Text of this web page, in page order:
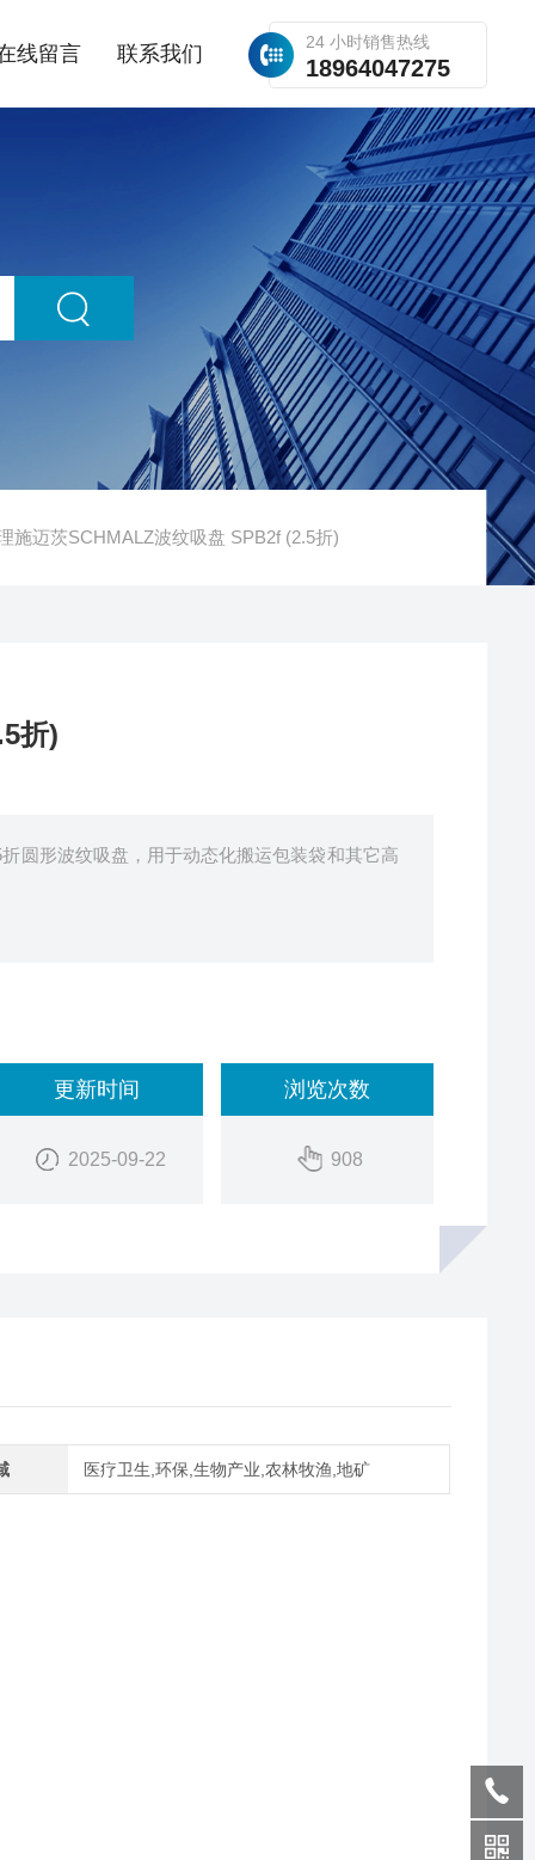
24 小时销售热线
18964047275
线留言 联系我们
迈茨SCHMALZ波纹吸盘 SPB2f (2.5折)
折)
圆形波纹吸盘，用于动态化搬运包装袋和其它高
更新时间
2025-09-22
浏览次数
908
医疗卫生,环保,生物产业,农林牧渔,地矿